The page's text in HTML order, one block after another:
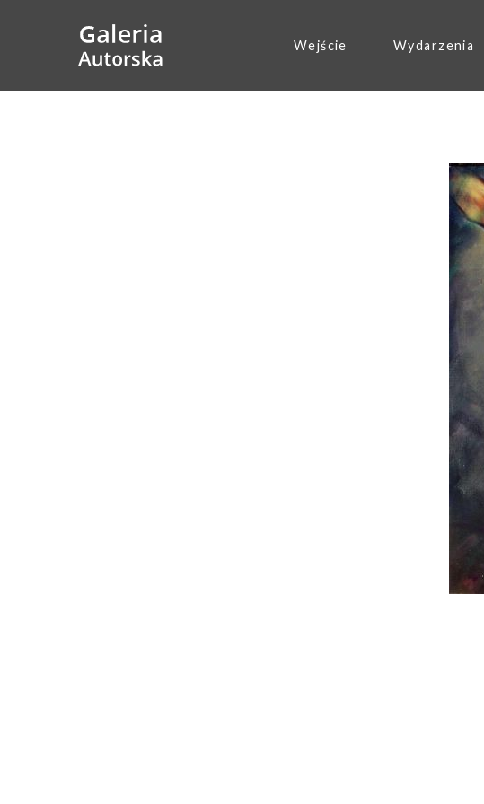
Wejście Wydarzenia